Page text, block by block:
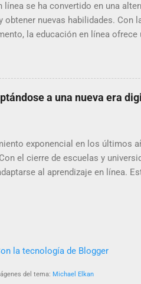
se ha convertido en una
nuevas habilidades. Con
la educación en línea ofrece
de las ventajas más destacadas
en la que se requiere asistir
los alumnos acceder al
no importa dón...
a una nueva era
exponencial en los últimos
el cierre de escuelas y
al aprendizaje en línea.
tendencias en la educación
su hor...
la tecnología de Blogger
del tema: Michael Elkan